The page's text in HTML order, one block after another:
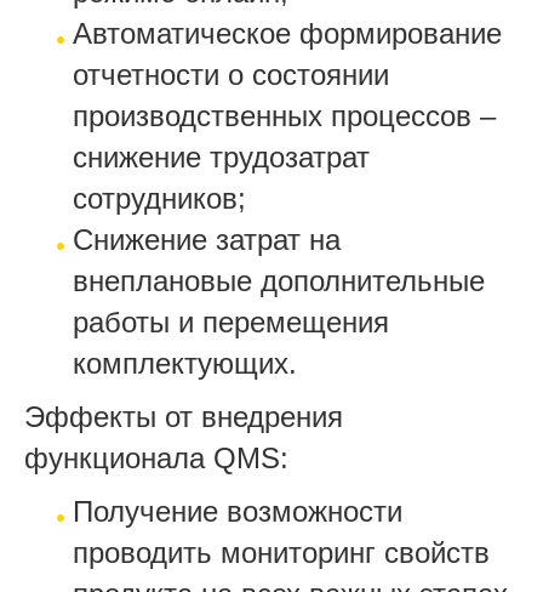
Автоматическое формирование
отчетности о состоянии
производственных процессов –
снижение трудозатрат
сотрудников;
Снижение затрат на
внеплановые дополнительные
работы и перемещения
комплектующих.
Эффекты от внедрения
функционала QMS:
Получение возможности
проводить мониторинг свойств